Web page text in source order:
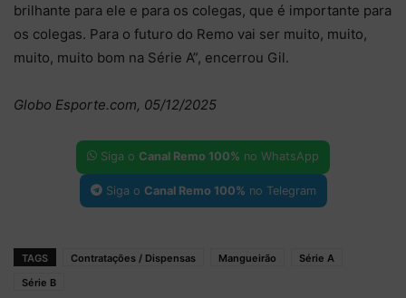
brilhante para ele e para os colegas, que é importante para
os colegas. Para o futuro do Remo vai ser muito, muito,
muito, muito bom na Série A”, encerrou Gil.
Globo Esporte.com, 05/12/2025
Siga o Canal Remo 100% no WhatsApp
Siga o Canal Remo 100% no Telegram
TAGS Contratações / Dispensas Mangueirão
Série A
Série B